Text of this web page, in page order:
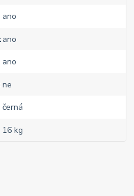
ano
ano
ano
ne
černá
16 kg